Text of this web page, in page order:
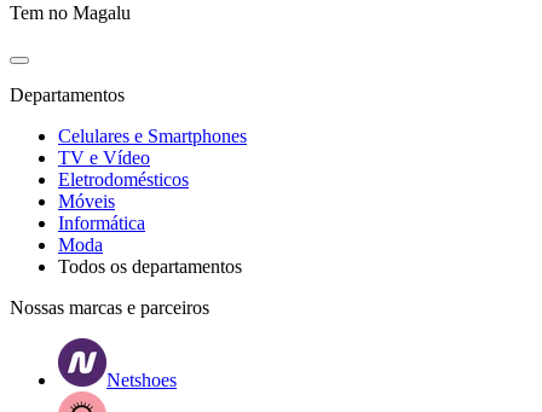
Tem no Magalu
Departamentos
Celulares e Smartphones
TV e Vídeo
Eletrodomésticos
Móveis
Informática
Moda
Todos os departamentos
Nossas marcas e parceiros
Netshoes